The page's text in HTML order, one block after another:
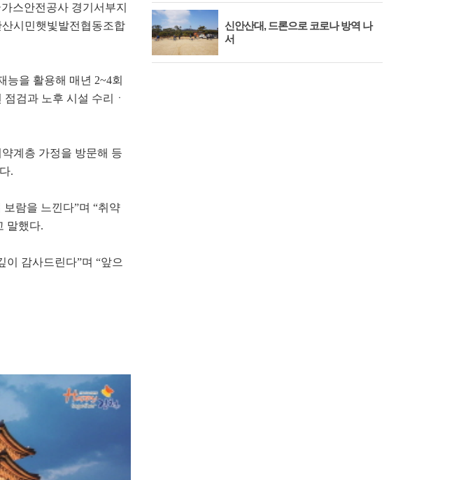
스안전공사 경기서부지
시민햇빛발전협동조합
능을 활용해 매년 2~4회
검과 노후 시설 수리ㆍ
계층 가정을 방문해 등
.
람을 느낀다”며 “취약
말했다.
이 감사드린다”며 “앞으
흥 관곡지 연꽃
신안산대, 드론으로 코로나 방역 나
서